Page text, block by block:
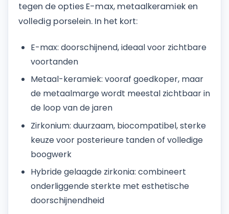
tegen de opties E-max, metaalkeramiek en
volledig porselein. In het kort:
E-max: doorschijnend, ideaal voor zichtbare
voortanden
Metaal-keramiek: vooraf goedkoper, maar
de metaalmarge wordt meestal zichtbaar in
de loop van de jaren
Zirkonium: duurzaam, biocompatibel, sterke
keuze voor posterieure tanden of volledige
boogwerk
Hybride gelaagde zirkonia: combineert
onderliggende sterkte met esthetische
doorschijnendheid